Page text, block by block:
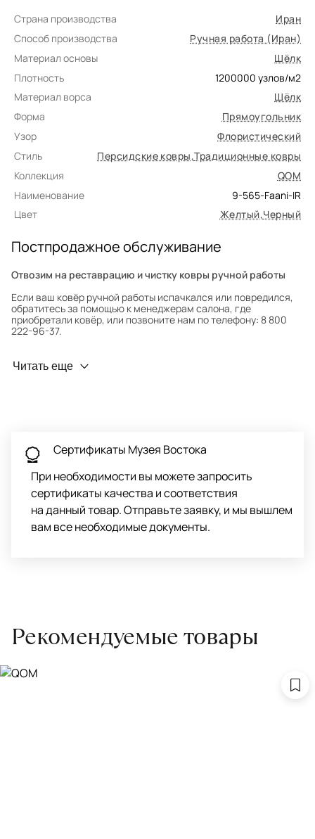
Страна производства
Иран
Способ производства
Ручная работа (Иран)
Материал основы
Шёлк
Плотность
1200000 узлов/м2
Материал ворса
Шёлк
Форма
Прямоугольник
Узор
Флористический
Стиль
Персидские ковры,Традиционные ковры
Коллекция
QOM
Наименование
9-565-Faani-IR
Цвет
Желтый,Черный
Постпродажное обслуживание
Отвозим на реставрацию и чистку ковры ручной работы
Если ваш ковёр ручной работы испачкался или повредился,
обратитесь за помощью к менеджерам салона, где
приобретали ковёр, или позвоните нам по телефону: 8 800
222-96-37.
Профилактика износа
Обратитесь в салон, где приобретали ковёр, договоритесь о
заборе ковра экспертом либо привозите его в салон.
Читать еще
Сертификаты Музея Востока
При необходимости вы можете запросить
сертификаты качества и соответствия
на данный товар. Отправьте заявку, и мы вышлем
вам все необходимые документы.
Рекомендуемые товары